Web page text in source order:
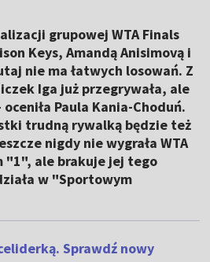
grupowej WTA Finals
Keys, Amandą Anisimovą i
nie ma łatwych losowań. Z
Iga już przegrywała, ale
Paula Kania-Choduń.
trudną rywalką będzie też
nigdy nie wygrała WTA
"1", ale brakuje jej tego
w "Sportowym
Sprawdź nowy